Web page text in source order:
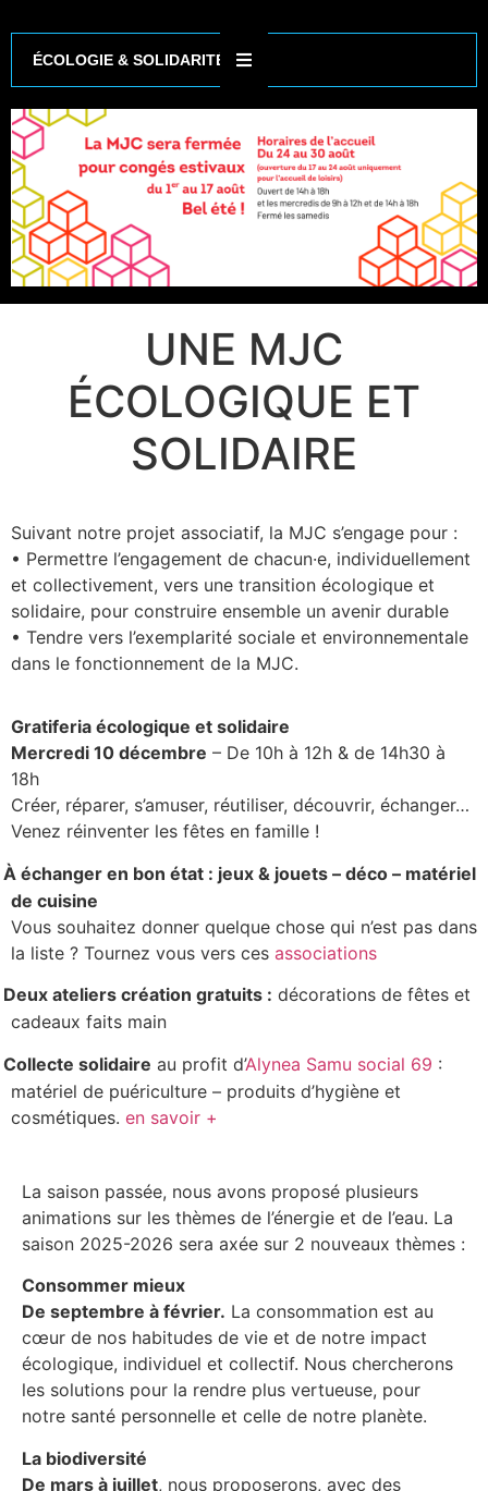
ÉCOLOGIE & SOLIDARITÉ
UNE MJC
ÉCOLOGIQUE ET
SOLIDAIRE
Suivant notre projet associatif, la MJC s’engage pour :
• Permettre l’engagement de chacun·e, individuellement
et collectivement, vers une transition écologique et
solidaire, pour construire ensemble un avenir durable
• Tendre vers l’exemplarité sociale et environnementale
dans le fonctionnement de la MJC.
Gratiferia écologique et solidaire
Mercredi 10 décembre – De 10h à 12h & de 14h30 à
18h
Créer, réparer, s’amuser, réutiliser, découvrir, échanger…
Venez réinventer les fêtes en famille !
À échanger en bon état : jeux & jouets – déco – matériel
de cuisine
Vous souhaitez donner quelque chose qui n’est pas dans
la liste ? Tournez vous vers ces associations
Deux ateliers création gratuits : décorations de fêtes et
cadeaux faits main
Collecte solidaire au profit d’Alynea Samu social 69 :
matériel de puériculture – produits d’hygiène et
cosmétiques. en savoir +
La saison passée, nous avons proposé plusieurs
animations sur les thèmes de l’énergie et de l’eau. La
saison 2025-2026 sera axée sur 2 nouveaux thèmes :
Consommer mieux
De septembre à février. La consommation est au
cœur de nos habitudes de vie et de notre impact
écologique, individuel et collectif. Nous chercherons
les solutions pour la rendre plus vertueuse, pour
notre santé personnelle et celle de notre planète.
La biodiversité
De mars à juillet, nous proposerons, avec des